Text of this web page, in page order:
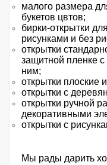
малого размера
букетов цвтов;
бирки-открытки
рисунками и без
открытки
защитной пленке с
ним;
открытки плоские
открытки с
открытки ручной
декоративными
открытки с
Мы рады дарить